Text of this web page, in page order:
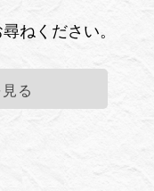
ねください。
る